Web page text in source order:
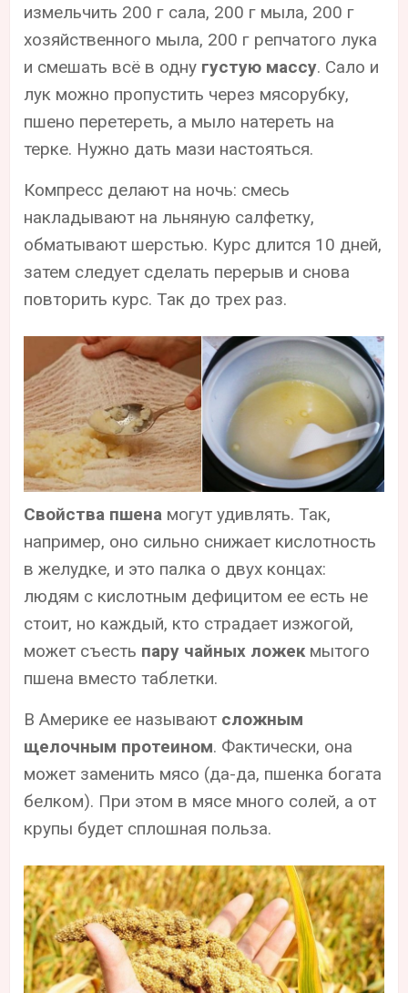
измельчить 200 г сала, 200 г мыла, 200 г
хозяйственного мыла, 200 г репчатого лука
и смешать всё в одну густую массу. Сало и
лук можно пропустить через мясорубку,
пшено перетереть, а мыло натереть на
терке. Нужно дать мази настояться.
Компресс делают на ночь: смесь
накладывают на льняную салфетку,
обматывают шерстью. Курс длится 10 дней,
затем следует сделать перерыв и снова
повторить курс. Так до трех раз.
Свойства пшена могут удивлять. Так,
например, оно сильно снижает кислотность
в желудке, и это палка о двух концах:
людям с кислотным дефицитом ее есть не
стоит, но каждый, кто страдает изжогой,
может съесть пару чайных ложекмытого
пшена вместо таблетки.
В Америке ее называют сложным
щелочным протеином. Фактически, она
может заменить мясо (да-да, пшенка богата
белком). При этом в мясе много солей, а от
крупы будет сплошная польза.